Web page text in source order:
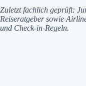
Zuletzt fachlich geprüft:
Reiseratgeber sowie
und Check-in-Regeln.